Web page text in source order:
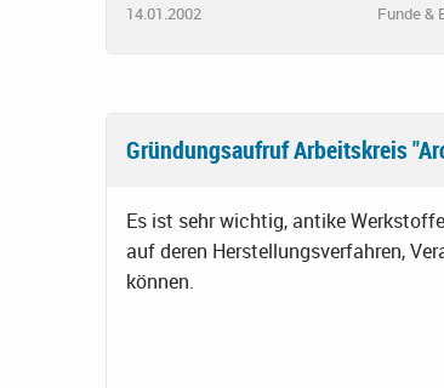
14.01.2002 Funde &
Gründungsaufruf Arbeitskreis
Es ist sehr wichtig, antike
auf deren Herstellungsverfahren,
können.